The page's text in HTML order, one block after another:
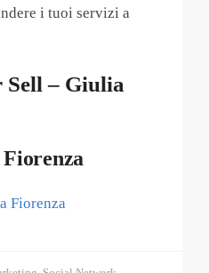
i tuoi servizi a
Sell – Giulia
Fiorenza